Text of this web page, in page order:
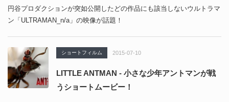
円谷プロダクションが突如公開したどの作品にも該当しないウルトラマ
ン「ULTRAMAN_n/a」の映像が話題！
ショートフィルム 2015-07-10
LITTLE ANTMAN - 小さな少年アントマンが戦
うショートムービー！